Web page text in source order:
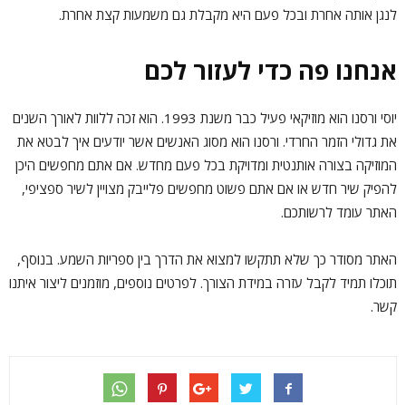
לנגן אותה אחרת ובכל פעם היא מקבלת גם משמעות קצת אחרת.
אנחנו פה כדי לעזור לכם
יוסי ורסנו הוא מוזיקאי פעיל כבר משנת 1993. הוא זכה ללוות לאורך השנים
את גדולי הזמר החרדי. ורסנו הוא מסוג האנשים אשר יודעים איך לבטא את
המוזיקה בצורה אותנטית ומדויקת בכל פעם מחדש. אם אתם מחפשים היכן
להפיק שיר חדש או אם אתם פשוט מחפשים פלייבק מצויין לשיר ספציפי,
האתר עומד לרשותכם.
האתר מסודר כך שלא תתקשו למצוא את הדרך בין ספריות השמע. בנוסף,
תוכלו תמיד לקבל עזרה במידת הצורך. לפרטים נוספים, מוזמנים ליצור איתנו
קשר.